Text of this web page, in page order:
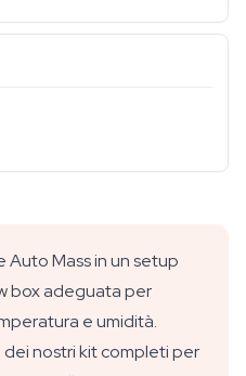
Auto Mass in un setup
box adeguata per
e umidità.
nostri kit completi per